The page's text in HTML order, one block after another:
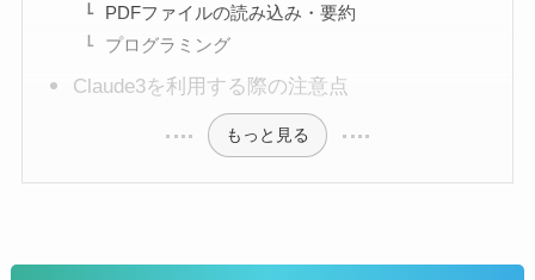
PDFファイルの読み込み・要約
プログラミング
Claude3を利用する際の注意点
もっと見る